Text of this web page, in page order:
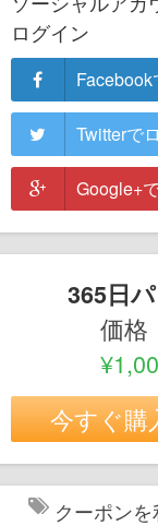
ログイン
Twitterで
Google+
365日
価格
今すぐ購
クーポン